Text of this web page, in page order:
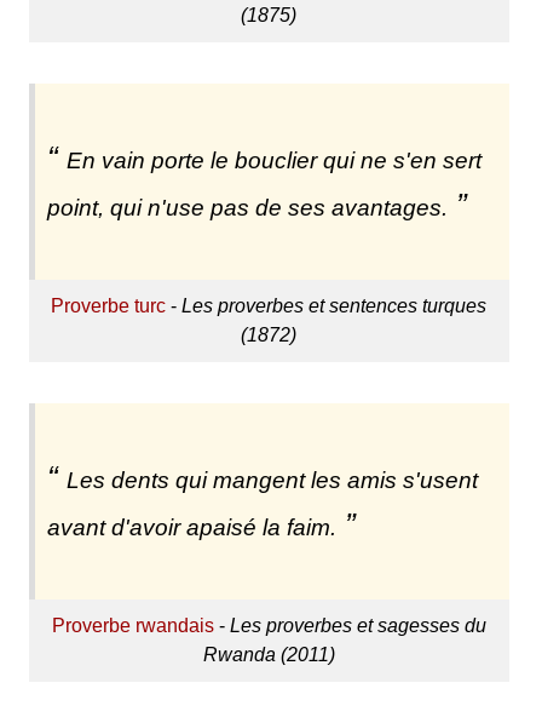
(1875)
En vain porte le bouclier qui ne s'en sert
point, qui n'use pas de ses avantages.
Proverbe turc -Les proverbes et sentences turques
(1872)
Les dents qui mangent les amis s'usent
avant d'avoir apaisé la faim.
Proverbe rwandais- Les proverbes et sagesses du
Rwanda (2011)